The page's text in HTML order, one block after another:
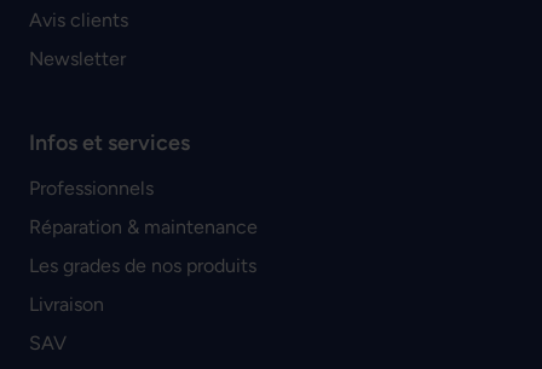
Avis clients
Newsletter
Infos et services
Professionnels
Réparation & maintenance
Les grades de nos produits
Livraison
SAV